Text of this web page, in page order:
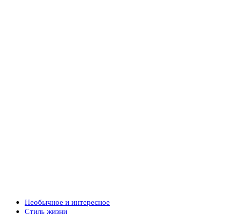
Необычное и интересное
Стиль жизни